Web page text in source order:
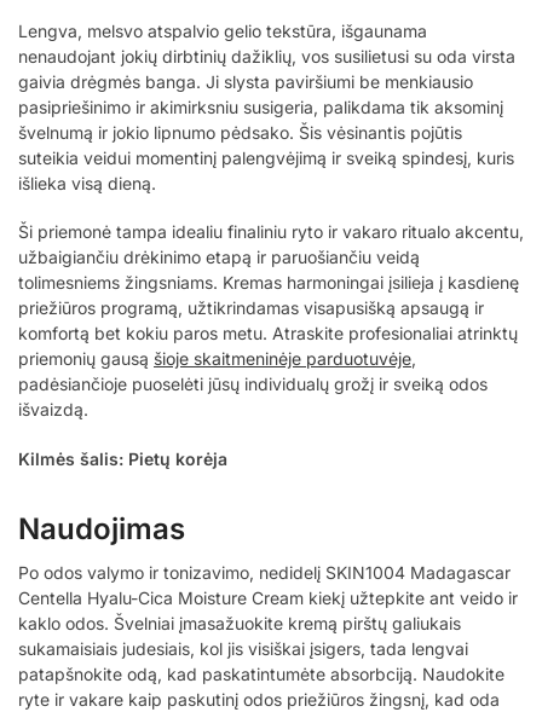
Lengva, melsvo atspalvio gelio tekstūra, išgaunama
nenaudojant jokių dirbtinių dažiklių, vos susilietusi su oda virsta
gaivia drėgmės banga. Ji slysta paviršiumi be menkiausio
pasipriešinimo ir akimirksniu susigeria, palikdama tik aksominį
švelnumą ir jokio lipnumo pėdsako. Šis vėsinantis pojūtis
suteikia veidui momentinį palengvėjimą ir sveiką spindesį, kuris
išlieka visą dieną.
Ši priemonė tampa idealiu finaliniu ryto ir vakaro ritualo akcentu,
užbaigiančiu drėkinimo etapą ir paruošiančiu veidą
tolimesniems žingsniams. Kremas harmoningai įsilieja į kasdienę
priežiūros programą, užtikrindamas visapusišką apsaugą ir
komfortą bet kokiu paros metu. Atraskite profesionaliai atrinktų
priemonių gausą šioje skaitmeninėje parduotuvėje,
padėsiančioje puoselėti jūsų individualų grožį ir sveiką odos
išvaizdą.
Kilmės šalis: Pietų korėja
Naudojimas
Po odos valymo ir tonizavimo, nedidelį SKIN1004 Madagascar
Centella Hyalu-Cica Moisture Cream kiekį užtepkite ant veido ir
kaklo odos. Švelniai įmasažuokite kremą pirštų galiukais
sukamaisiais judesiais, kol jis visiškai įsigers, tada lengvai
patapšnokite odą, kad paskatintumėte absorbciją. Naudokite
ryte ir vakare kaip paskutinį odos priežiūros žingsnį, kad oda